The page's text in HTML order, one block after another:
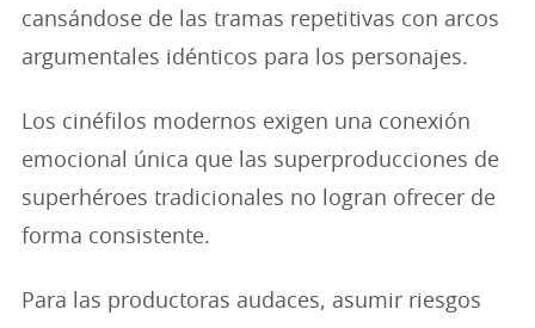
cansándose de las tramas repetitivas con arcos
argumentales idénticos para los personajes.
Los cinéfilos modernos exigen una conexión
emocional única que las superproducciones de
superhéroes tradicionales no logran ofrecer de
forma consistente.
Para las productoras audaces, asumir riesgos